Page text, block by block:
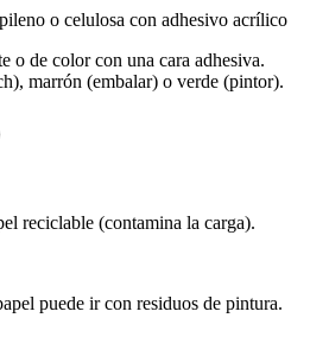
o celulosa con adhesivo acrílico
o de color con una cara adhesiva.
marrón (embalar) o verde (pintor).
reciclable (contamina la carga).
puede ir con residuos de pintura.